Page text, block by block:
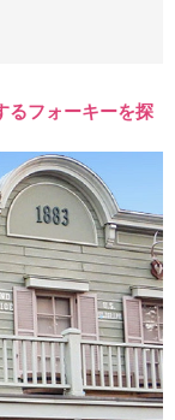
るフォーキーを探